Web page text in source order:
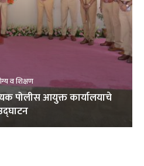
व शिक्षण
पोलीस आयुक्त कार्यालयाचे